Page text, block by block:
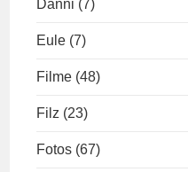
Danni (7)
Eule (7)
Filme (48)
Filz (23)
Fotos (67)